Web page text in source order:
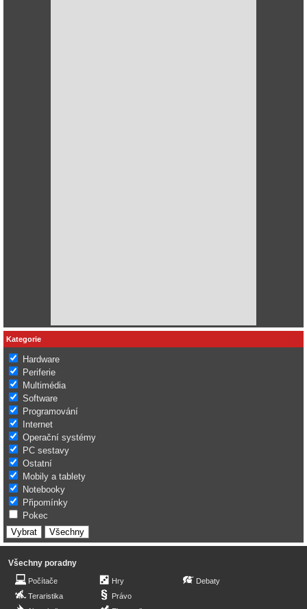
Kategorie
Hardware
Periferie
Multimédia
Software
Programování
Internet
Operační systémy
PC sestavy
Ostatní
Mobily a tablety
Notebooky
Připomínky
Pokec
Všechny poradny
Počítače
Teraristika
Hry
Právo
Debaty